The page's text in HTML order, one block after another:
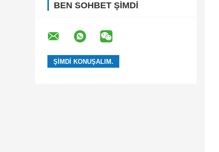
BEN SOHBET ŞIMDI